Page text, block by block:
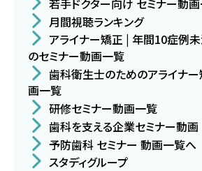
月間視聴ランキング
アライナー矯正 | 年間10症例
のセミナー動画一覧
歯科衛生士のためのアライナ
画一覧
研修セミナー動画一覧
歯科を支える企業セミナー動画
予防歯科 セミナー 動画一覧へ
スタディグループ